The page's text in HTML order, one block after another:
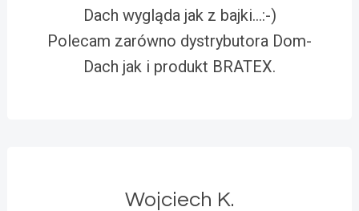
Dach wygląda jak z bajki…:-)
Polecam zarówno dystrybutora Dom-
Dach jak i produkt BRATEX.
Wojciech K.